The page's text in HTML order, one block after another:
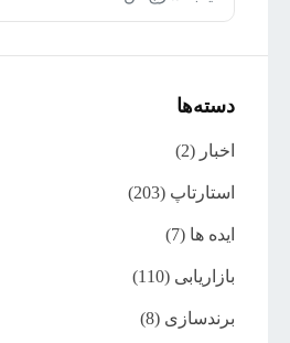
دسته‌ها
اخبار (2)
استارتاپ (203)
ایده ها (7)
بازاریابی (110)
برندسازی (8)